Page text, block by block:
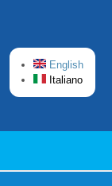
English
Italiano